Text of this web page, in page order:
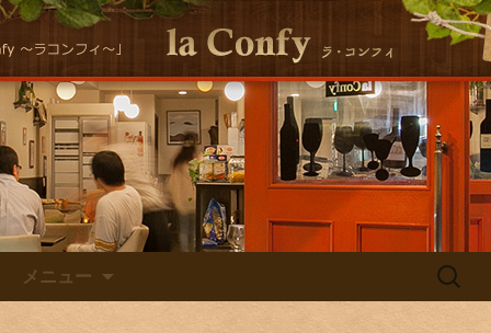
自然派イタリアン la Confyの
Staff Blog
大阪福島にある美味しくヘルシーな自
然派イタリアンla Conｆｙ （ラ・コン
フィ）の最新情報をお届けします！
メニュー
検